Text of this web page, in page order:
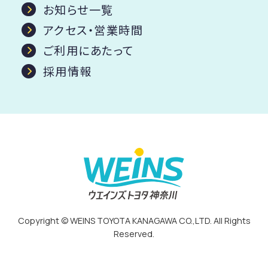
お知らせ一覧
アクセス・営業時間
ご利用にあたって
採用情報
Copyright © WEINS TOYOTA KANAGAWA CO.,LTD. All Rights
Reserved.